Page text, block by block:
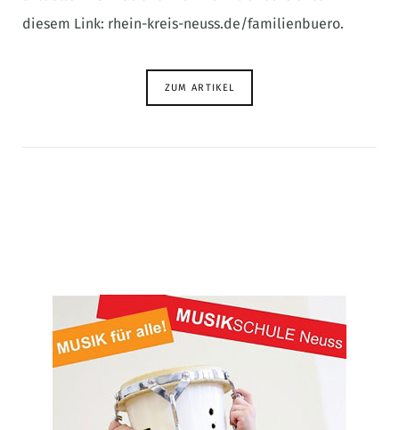
diesem Link: rhein-kreis-neuss.de/familienbuero.
ZUM ARTIKEL